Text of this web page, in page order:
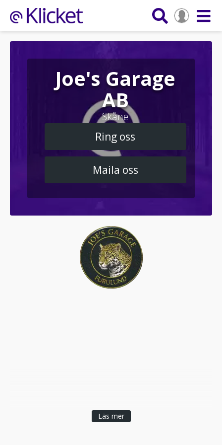
Joe's Garage
AB
Skåne
Ring oss
Maila oss
Läs mer